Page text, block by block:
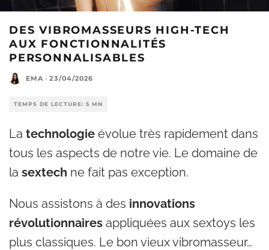
DES VIBROMASSEURS HIGH-TECH
AUX FONCTIONNALITÉS
PERSONNALISABLES
EMA · 23/04/2026
TEMPS DE LECTURE: 5 MN
La technologie évolue très rapidement dans
tous les aspects de notre vie. Le domaine de
la sextech ne fait pas exception.
Nous assistons à des innovations
révolutionnaires appliquées aux sextoys les
plus classiques. Le bon vieux vibromasseur…